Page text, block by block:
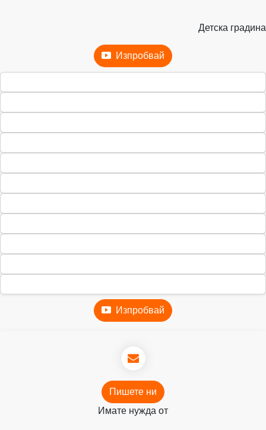
Детска градина
Изпробвай
Изпробвай
Пишете ни
Имате нужда от